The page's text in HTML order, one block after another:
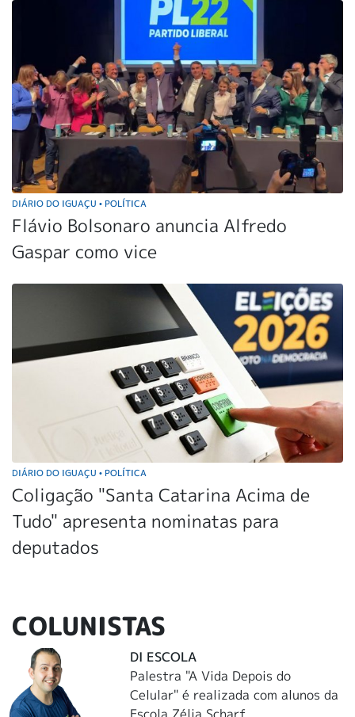
DIÁRIO DO IGUAÇU • POLÍTICA
Flávio Bolsonaro anuncia Alfredo
Gaspar como vice
DIÁRIO DO IGUAÇU • POLÍTICA
Coligação "Santa Catarina Acima de
Tudo" apresenta nominatas para
deputados
COLUNISTAS
DI ESCOLA
Palestra "A Vida Depois do
Celular" é realizada com alunos da